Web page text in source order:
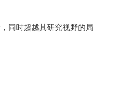
同时超越其研究视野的局